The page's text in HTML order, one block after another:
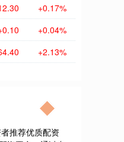
+0.17%
+0.04%
+2.13%
推荐优质配资